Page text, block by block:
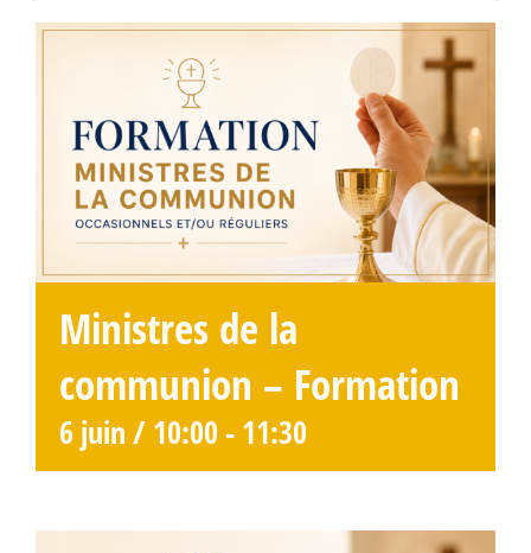
Ministres de la
communion – Formation
6 juin / 10:00 -11:30